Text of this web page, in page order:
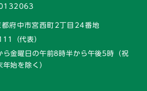
府中市宮西町2丁目24番地
（代表）
ら金曜日の午前8時半から午後5時 （祝
年始を除く）